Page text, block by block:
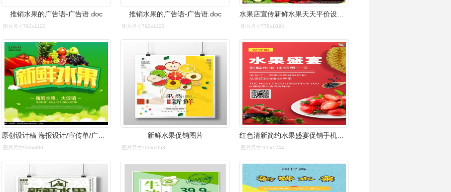
推销水果的广告语-广告语.doc
图片尺寸792x1120
推销水果的广告语-广告语.doc
图片尺寸792x1120 图片尺寸778x1024
原创设计稿 海报设计/宣传单/广告牌 海报设计 新鲜水果促销海报设计
图片尺寸933x830
新鲜水果促销图片
图片尺寸700x1053 图片尺寸700x1244